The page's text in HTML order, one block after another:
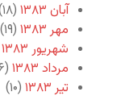
آبان ۱۳۸۳
(۱۸)
مهر ۱۳۸۳
(۱۹)
شهریور ۱۳۸۳
مرداد ۱۳۸۳
(۶)
تیر ۱۳۸۳
(۱۰)